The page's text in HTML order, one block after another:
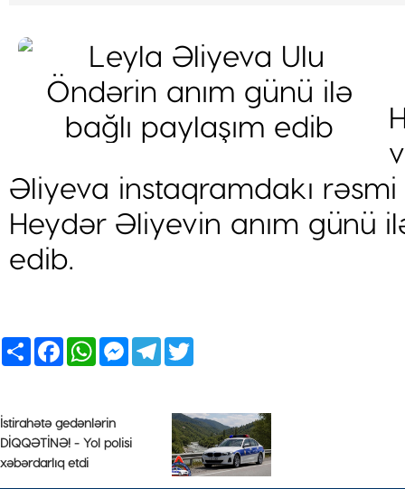
Əliyeva instaqramdakı
Heydər Əliyevin anım günü
edib.
ShareFacebookWhatsApp
Messenger
Telegram
İstirahətə gedənlərin
DİQQƏTİNƏ! - Yol polisi
xəbərdarlıq etdi